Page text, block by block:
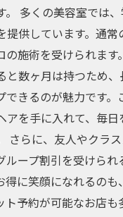
。 多くの美容室では
提供しています。通
施術を受けられます
と数ヶ月は持つため、
できるのが魅力です。
アを手に入れて、毎日
さらに、友人やクラ
ループ割引を受けられ
得に笑顔になれるの
ト予約が可能なお店